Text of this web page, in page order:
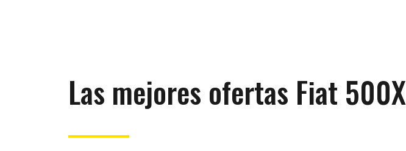
Las mejores ofertas Fiat 500X